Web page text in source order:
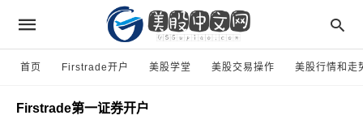
首页 Firstrade开户 美股学堂 美股交易操作 美股行情和走
Firstrade第一证券开户